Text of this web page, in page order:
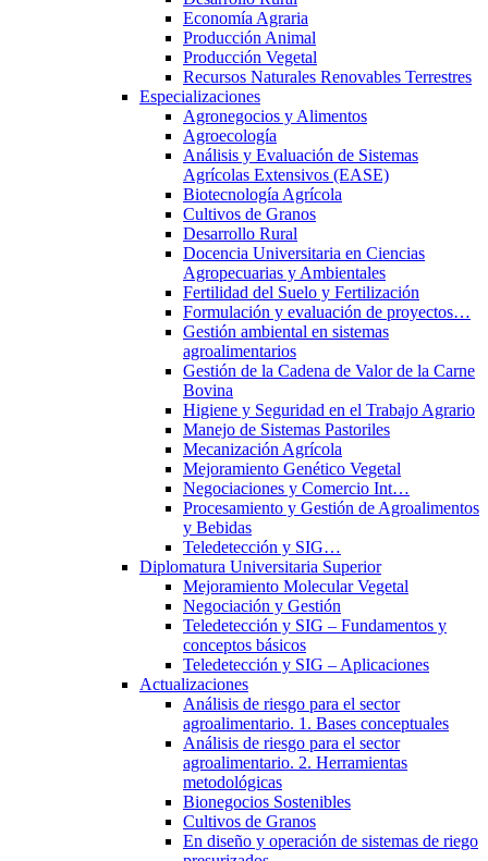
Economía Agraria
Producción Animal
Producción Vegetal
Recursos Naturales Renovables Terrestres
Especializaciones
Agronegocios y Alimentos
Agroecología
Análisis y Evaluación de Sistemas
Agrícolas Extensivos (EASE)
Biotecnología Agrícola
Cultivos de Granos
Desarrollo Rural
Docencia Universitaria en Ciencias
Agropecuarias y Ambientales
Fertilidad del Suelo y Fertilización
Formulación y evaluación de proyectos…
Gestión ambiental en sistemas
agroalimentarios
Gestión de la Cadena de Valor de la Carne
Bovina
Higiene y Seguridad en el Trabajo Agrario
Manejo de Sistemas Pastoriles
Mecanización Agrícola
Mejoramiento Genético Vegetal
Negociaciones y Comercio Int…
Procesamiento y Gestión de Agroalimentos
y Bebidas
Teledetección y SIG…
Diplomatura Universitaria Superior
Mejoramiento Molecular Vegetal
Negociación y Gestión
Teledetección y SIG – Fundamentos y
conceptos básicos
Teledetección y SIG – Aplicaciones
Actualizaciones
Análisis de riesgo para el sector
agroalimentario. 1. Bases conceptuales
Análisis de riesgo para el sector
agroalimentario. 2. Herramientas
metodológicas
Bionegocios Sostenibles
Cultivos de Granos
En diseño y operación de sistemas de riego